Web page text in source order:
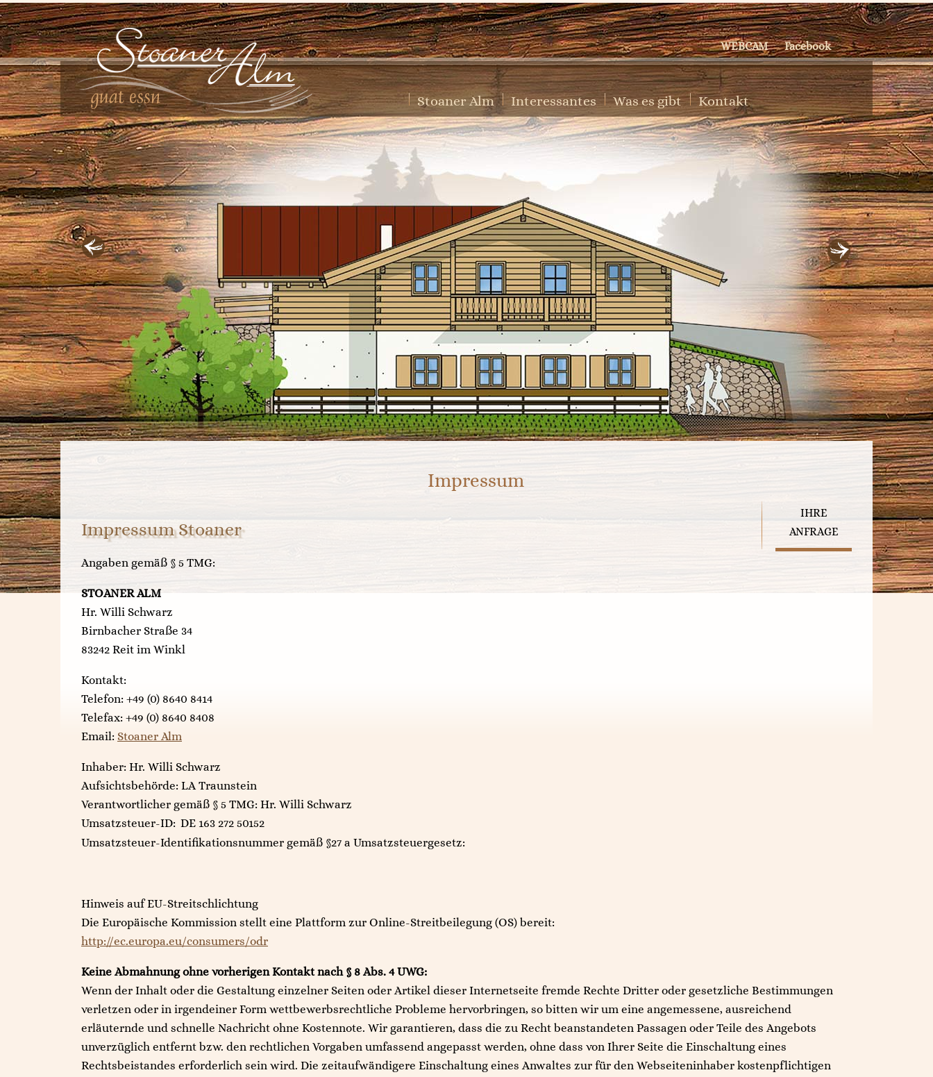
WEBCAM Facebook
Stoaner Alm Interessantes Was es gibt Kontakt
IHRE
ANFRAGE
Impressum
Impressum Stoaner
Angaben gemäß § 5 TMG:
STOANER ALM
Hr. Willi Schwarz
Birnbacher Straße 34
83242 Reit im Winkl
Kontakt:
Telefon: +49 (0) 8640 8414
Telefax: +49 (0) 8640 8408
Email: Stoaner Alm
Inhaber: Hr. Willi Schwarz
Aufsichtsbehörde: LA Traunstein
Verantwortlicher gemäß § 5 TMG: Hr. Willi Schwarz
Umsatzsteuer-ID: DE 163 272 50152
Umsatzsteuer-Identifikationsnummer gemäß §27 a Umsatzsteuergesetz:
Hinweis auf EU-Streitschlichtung
Die Europäische Kommission stellt eine Plattform zur Online-Streitbeilegung (OS) bereit:
http://ec.europa.eu/consumers/odr
Keine Abmahnung ohne vorherigen Kontakt nach § 8 Abs. 4 UWG:
Wenn der Inhalt oder die Gestaltung einzelner Seiten oder Artikel dieser Internetseite fremde Rechte Dritter oder gesetzliche Bestimmungen
verletzen oder in irgendeiner Form wettbewerbsrechtliche Probleme hervorbringen, so bitten wir um eine angemessene, ausreichend
erläuternde und schnelle Nachricht ohne Kostennote. Wir garantieren, dass die zu Recht beanstandeten Passagen oder Teile des Angebots
unverzüglich entfernt bzw. den rechtlichen Vorgaben umfassend angepasst werden, ohne dass von Ihrer Seite die Einschaltung eines
Rechtsbeistandes erforderlich sein wird. Die zeitaufwändigere Einschaltung eines Anwaltes zur für den Webseiteninhaber kostenpflichtigen